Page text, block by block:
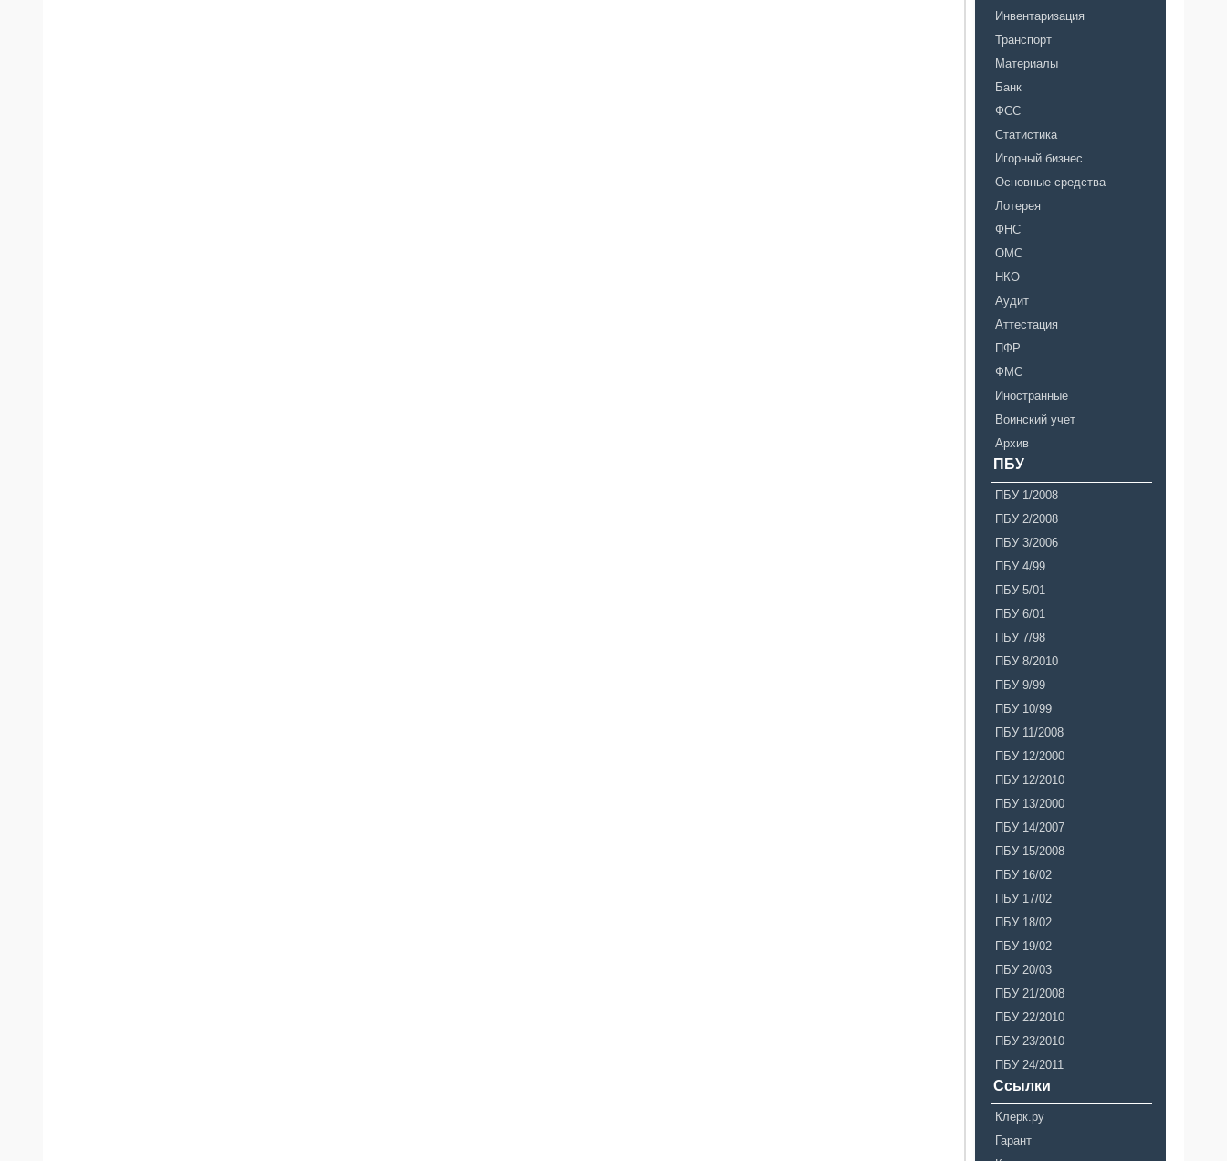
Инвентаризация
Транспорт
Материалы
Банк
ФСС
Статистика
Игорный бизнес
Основные средства
Лотерея
ФНС
ОМС
НКО
Аудит
Аттестация
ПФР
ФМС
Иностранные
Воинский учет
Архив
ПБУ
ПБУ 1/2008
ПБУ 2/2008
ПБУ 3/2006
ПБУ 4/99
ПБУ 5/01
ПБУ 6/01
ПБУ 7/98
ПБУ 8/2010
ПБУ 9/99
ПБУ 10/99
ПБУ 11/2008
ПБУ 12/2000
ПБУ 12/2010
ПБУ 13/2000
ПБУ 14/2007
ПБУ 15/2008
ПБУ 16/02
ПБУ 17/02
ПБУ 18/02
ПБУ 19/02
ПБУ 20/03
ПБУ 21/2008
ПБУ 22/2010
ПБУ 23/2010
ПБУ 24/2011
Ссылки
Клерк.ру
Гарант